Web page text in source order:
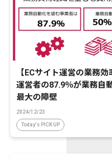
【ECサイト運営の業務
運営者の87.9％が業務自
最大の障壁
2024/12/23
Today's PICK UP